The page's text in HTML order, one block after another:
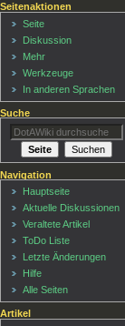
Seitenaktionen
Seite
Diskussion
Mehr
Werkzeuge
In anderen Sprachen
Suche
Navigation
Hauptseite
Aktuelle Diskussionen
Veraltete Artikel
ToDo Liste
Letzte Änderungen
Hilfe
Alle Seiten
Artikel